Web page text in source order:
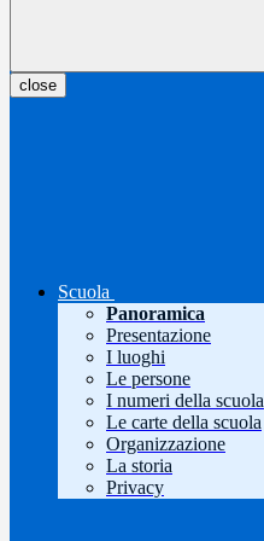
close
Scuola
Panoramica
Presentazione
I luoghi
Le persone
I numeri della scuola
Le carte della scuola
Organizzazione
La storia
Privacy